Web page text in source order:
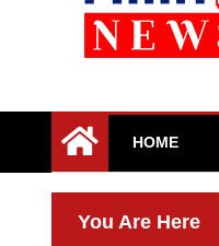
HOME
You Are Here